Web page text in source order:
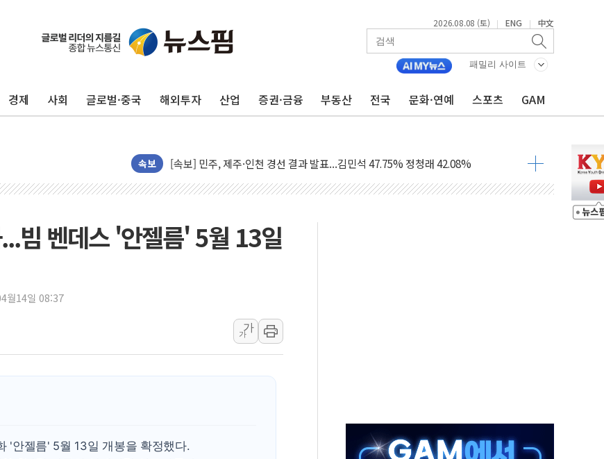
2026.08.08 (토) | ENG | 中文
패밀리 사이트
경제 사회 글로벌·중국 해외투자 산업 증권·금융 부동산 전국 문화·연예 스포츠 GAM
속보
울진·영덕 '호우특보'-포항 '산사태 주의보'...경북도, 호우 피해·통제구간 없어
[종합] 김민석, 정청래에 '0.86%p' 차 재역전 성공...金 45.42% vs 鄭 44.56%
김민석, 2주차 제주·인천 경선서 정청래에 승리...47.75% vs 42.08%
인사하는 김민석 당대표 후보
[속보] 민주, 인천 경선 결과 발표...김민석 45.09% 정청래 43.27% 송영길 11.63%
[속보] 민주, 제주 경선 결과 발표...김민석 52.64% 정청래 39.89% 송영길 7.47%
美, 이란전 출구전략 만지작…공습 한계·탄약 부족 현실화
강릉·동해·삼척 시간당 최대 50㎜ 폭우…강원 동해안 강한 비 이어져
여수 오동도 인근 해상서 모터보트 전복…1명 사망·1명 실종
추미애, '위안부' 피해자 기림의 날 참석..."국제적 시민 연대로 목소리 내야"
李대통령, ISA 개편 재검토 지시…與 "적극 환영"·野 "졸속 국정"
빔 벤데스 '안젤름' 5월 13일
월14일 08:37
가
가
'안젤름' 5월 13일 개봉을 확정했다.